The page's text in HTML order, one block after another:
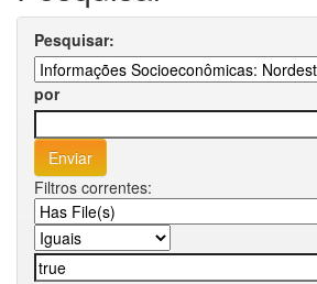
Pesquisar:
por
Filtros correntes: